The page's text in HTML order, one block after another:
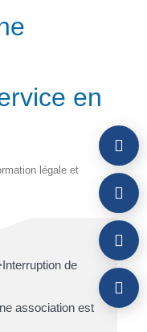
en
légale et
de
association est